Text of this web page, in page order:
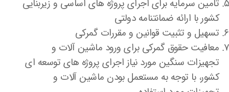
تامین سرمایه برای اجرای پروژه های اساسی و زیربنایی
کشور با ارائه ضمانتنامه دولتی
تسهیل و تثبیت قوانین و مقررات گمرکی
معافیت حقوق گمرکی برای ورود ماشین آلات و
تجهیزات سنگین مورد نیاز اجرای پروژه های توسعه ای
کشور، با توجه به مستعمل بودن ماشین آلات و